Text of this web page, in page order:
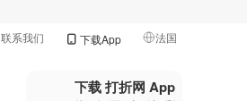
联系我们 下载App 法国
🇺🇸美国
下载 打折网 App